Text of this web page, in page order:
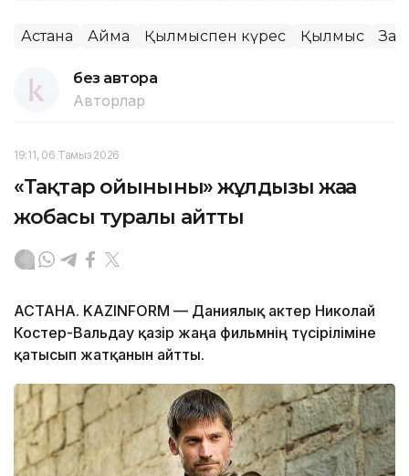
Астана Аймақ Қылмыспен күрес Қылмыс Заң
без автора
Авторлар
19:11, 06 Тамыз 2026
«Тақтар ойынының» жұлдызы жаңа
жобасы туралы айтты
АСТАНА. KAZINFORM — Даниялық актер Николай
Костер-Вальдау қазір жаңа фильмнің түсіріліміне
қатысып жатқанын айтты.